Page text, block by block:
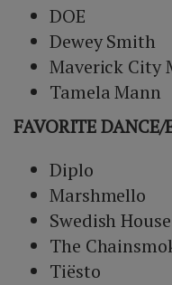
DOE
Dewey Smith
Maverick City
Tamela Mann
FAVORITE
Diplo
Marshmello
Swedish
The
Tiësto